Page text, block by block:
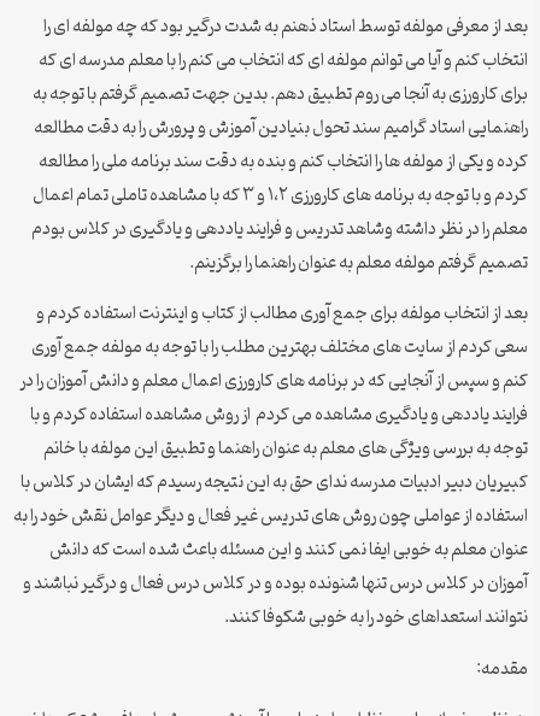
بعد از معرفی مولفه توسط استاد ذهنم به شدت درگیر بود که چه مولفه ای را
انتخاب کنم و آیا می توانم مولفه ای که انتخاب می کنم را با معلم مدرسه ای که
برای کارورزی به آنجا می روم تطبیق دهم. بدین جهت تصمیم گرفتم با توجه به
راهنمایی استاد گرامیم سند تحول بنیادین آموزش و پرورش را به دقت مطالعه
کرده و یکی از مولفه ها را انتخاب کنم و بنده به دقت سند برنامه ملی را مطالعه
کردم و با توجه به برنامه های کارورزی ۱،۲ و ۳ که با مشاهده تاملی تمام اعمال
معلم را در نظر داشته وشاهد تدریس و فرایند یاددهی و یادگیری در کلاس بودم
تصمیم گرفتم مولفه معلم به عنوان راهنما را برگزینم.
بعد از انتخاب مولفه برای جمع آوری مطالب از کتاب و اینترنت استفاده کردم و
سعی کردم از سایت های مختلف بهترین مطلب را با توجه به مولفه جمع آوری
کنم و سپس از آنجایی که در برنامه های کارورزی اعمال معلم و دانش آموزان را در
فرایند یاددهی و یادگیری مشاهده می کردم از روش مشاهده استفاده کردم و با
توجه به بررسی ویژگی های معلم به عنوان راهنما و تطبیق این مولفه با خانم
کبیریان دبیر ادبیات مدرسه ندای حق به این نتیجه رسیدم که ایشان در کلاس با
استفاده از عواملی چون روش های تدریس غیر فعال و دیگر عوامل نقش خود را به
عنوان معلم به خوبی ایفا نمی کنند و این مسئله باعث شده است که دانش
آموزان در کلاس درس تنها شنونده بوده و در کلاس درس فعال و درگیر نباشند و
نتوانند استعداهای خود را به خوبی شکوفا کنند.
مقدمه: